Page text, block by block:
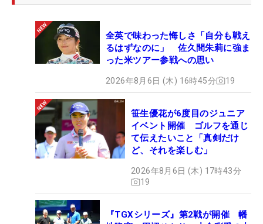
全英で味わった悔しさ「自分も戦え
るはずなのに」 佐久間朱莉に強ま
った米ツアー参戦への思い
2026年8月6日 (木) 16時45分 19
笹生優花が6度目のジュニア
イベント開催 ゴルフを通じ
て伝えたいこと「真剣だけ
ど、それを楽しむ」
2026年8月6日 (木) 17時43分
19
『TGXシリーズ』第2戦が開催 幡